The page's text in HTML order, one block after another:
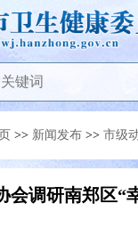
>> 新闻发布 >> 市级
会调研南郑区“